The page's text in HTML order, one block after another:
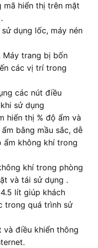
mã hiển thị trên mặt
dụng lốc, máy nén
Máy trang bị bốn
các vị trí trong
các nút điều
sử dụng
hiển thị % độ ẩm và
bằng mầu sắc, dễ
ẩm không khí trong
khí trong phòng
và tái sử dụng .
lít giúp khách
trong quá trình sử
điều khiển thông